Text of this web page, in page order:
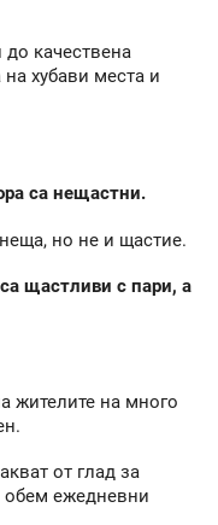
качествена
хубави места и
са нещастни.
но не и щастие.
щастливи с пари, а
жителите на много
от глад за
обем ежедневни